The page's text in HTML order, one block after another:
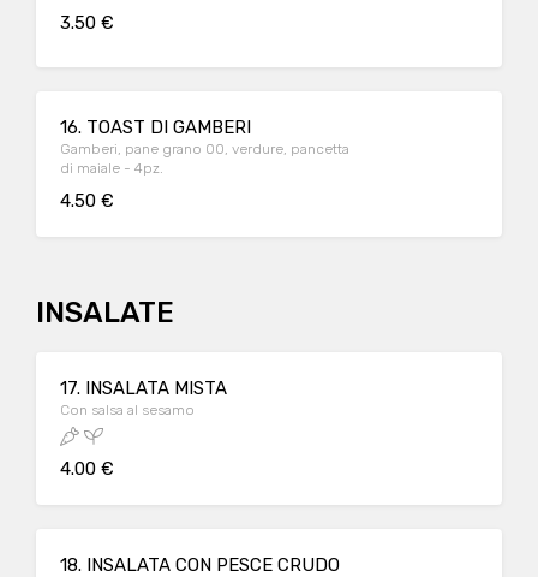
3.50 €
16. TOAST DI GAMBERI
Gamberi, pane grano 00, verdure, pancetta
di maiale - 4pz.
4.50 €
INSALATE
17. INSALATA MISTA
Con salsa al sesamo
4.00 €
18. INSALATA CON PESCE CRUDO